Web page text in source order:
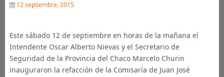
12 septiembre, 2015
Este sábado 12 de septiembre en horas de la mañana el
Intendente Oscar Alberto Nievas y el Secretario de
Seguridad de la Provincia del Chaco Marcelo Churin
inauguraron la refacción de la Comisaría de Juan José